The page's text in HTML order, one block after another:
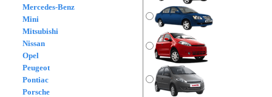
Mercedes-Benz
Mini
Mitsubishi
Nissan
Opel
Peugeot
Pontiac
Porsche